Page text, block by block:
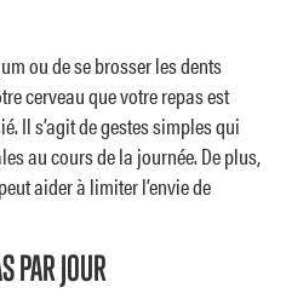
ou de se brosser les dents
cerveau que votre repas est
Il s’agit de gestes simples qui
au cours de la journée. De plus,
aider à limiter l’envie de
PAR JOUR